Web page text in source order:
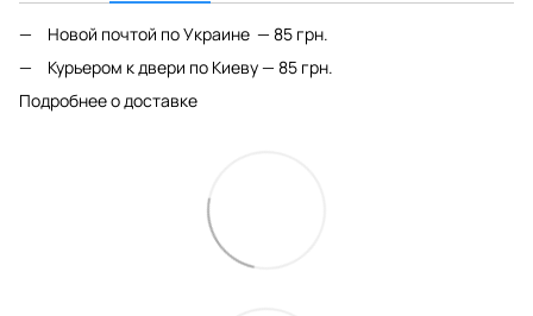
Новой почтой по Украине — 85 грн.
Курьером к двери по Киеву — 85 грн.
Подробнее о доставке